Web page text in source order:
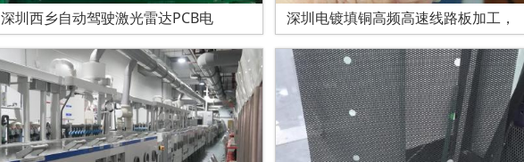
深圳西乡自动驾驶激光雷达PCB电 深圳电镀填铜高频高速线路板加工，